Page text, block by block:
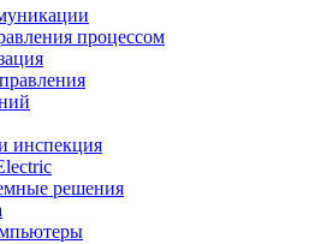
процессом
инспекция
решения